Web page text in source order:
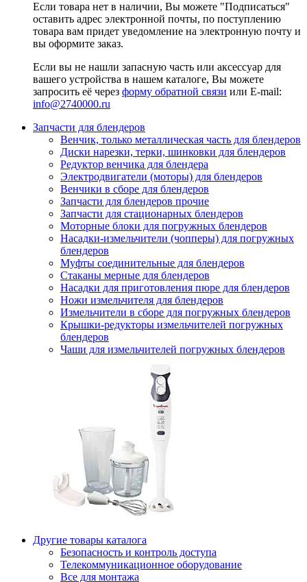
Если товара нет в наличии, Вы можете "Подписаться"
оставить адрес электронной почты, по поступлению
товара вам придет уведомление на электронную почту и
вы оформите заказ.
Если вы не нашли запасную часть или аксессуар для
вашего устройства в нашем каталоге, Вы можете
запросить её через форму обратной связи или E-mail:
info@2740000.ru
Запчасти для блендеров
Венчик, только металлическая часть для блендеров
Диски нарезки, терки, шинковки для блендеров
Редуктор венчика для блендера
Электродвигатели (моторы) для блендеров
Венчики в сборе для блендеров
Запчасти для блендеров прочие
Запчасти для стационарных блендеров
Моторные блоки для погружных блендеров
Насадки-измельчители (чопперы) для погружных
блендеров
Муфты соединительные для блендеров
Стаканы мерные для блендеров
Насадки для приготовления пюре для блендеров
Ножи измельчителя для блендеров
Измельчители в сборе для погружных блендеров
Крышки-редукторы измельчителей погружных
блендеров
Чаши для измельчителей погружных блендеров
Другие товары каталога
Безопасность и контроль доступа
Телекоммуникационное оборудование
Все для монтажа